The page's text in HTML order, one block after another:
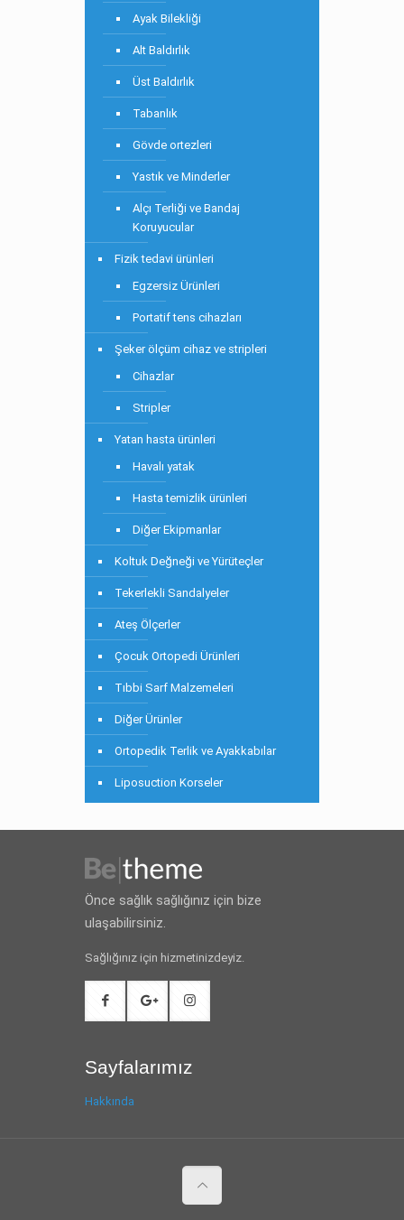
Ayak Bilekliği
Alt Baldırlık
Üst Baldırlık
Tabanlık
Gövde ortezleri
Yastık ve Minderler
Alçı Terliği ve Bandaj
Koruyucular
Fizik tedavi ürünleri
Egzersiz Ürünleri
Portatif tens cihazları
Şeker ölçüm cihaz ve stripleri
Cihazlar
Stripler
Yatan hasta ürünleri
Havalı yatak
Hasta temizlik ürünleri
Diğer Ekipmanlar
Koltuk Değneği ve Yürüteçler
Tekerlekli Sandalyeler
Ateş Ölçerler
Çocuk Ortopedi Ürünleri
Tıbbi Sarf Malzemeleri
Diğer Ürünler
Ortopedik Terlik ve Ayakkabılar
Liposuction Korseler
Önce sağlık sağlığınız için bize
ulaşabilirsiniz.
Sağlığınız için hizmetinizdeyiz.
Sayfalarımız
Hakkında